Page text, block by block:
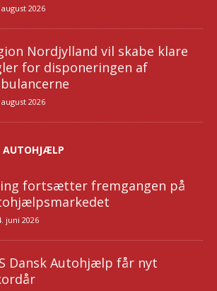
august 2026
Nordjylland vil skabe klare
for disponeringen af
august 2026
AUTOHJÆLP
fortsætter fremgangen på
juni 2026
Dansk Autohjælp får nyt